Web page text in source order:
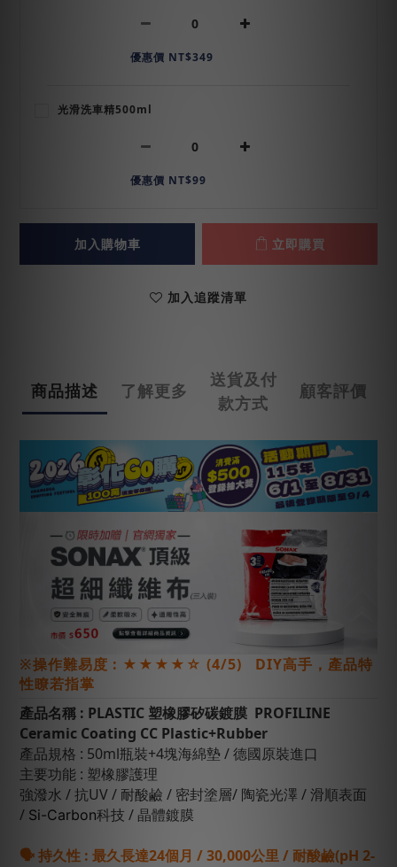
優惠價 NT$349
光滑洗車精500ml
優惠價 NT$99
加入購物車 立即購買
加入追蹤清單
商品描述 了解更多
送貨及付
款方式
顧客評價
※操作難易度 : ★★★★☆ (4/5) DIY高手，產品特
性瞭若指掌
產品名稱 : PLASTIC塑橡膠矽碳鍍膜 PROFILINE
Ceramic Coating CC Plastic+Rubber
產品規格 : 50ml瓶裝+4塊海綿墊 / 德國原裝進口
主要功能 : 塑橡膠護理
強潑水 / 抗UV / 耐酸鹼 / 密封塗層/ 陶瓷光澤 / 滑順表面
/ Si-Carbon科技 / 晶體鍍膜
🗣 持久性 : 最久長達24個月 / 30,000公里 / 耐酸鹼(pH 2-